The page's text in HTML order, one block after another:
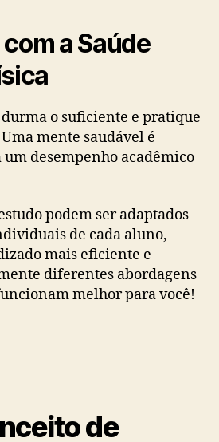
a Saúde
o suficiente e pratique
mente saudável é
desempenho acadêmico
podem ser adaptados
de cada aluno,
mais eficiente e
diferentes abordagens
melhor para você!
de